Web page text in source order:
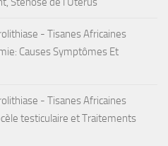
- Tisanes Africaines
Causes Symptômes Et
- Tisanes Africaines
testiculaire et Traitements